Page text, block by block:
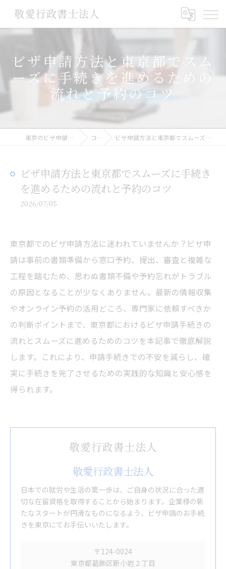
ビザ申請方法と東京都でスム
ーズに手続きを進めるための
流れと予約のコツ
東京のビザ申請なら敬愛行政書士法人 コラム ビザ申請方法と東京都でスムーズに手続きを進めるための流れと予約のコツ
ビザ申請方法と東京都でスムーズに手続き
を進めるための流れと予約のコツ
2026/07/05
東京都でのビザ申請方法に迷われていませんか？ビザ申
請は事前の書類準備から窓口予約、提出、審査と複雑な
工程を踏むため、思わぬ書類不備や予約忘れがトラブル
の原因となることが少なくありません。最新の情報収集
やオンライン予約の活用どころ、専門家に依頼すべきか
の判断ポイントまで、東京都におけるビザ申請手続きの
流れとスムーズに進めるためのコツを本記事で徹底解説
します。これにより、申請手続きでの不安を減らし、確
実に手続きを完了させるための実践的な知識と安心感を
得られます。
敬愛行政書士法人
日本での就労や生活の第一歩は、ご自身の状況に合った適
切な在留資格を取得することから始まります。企業様の新
たなスタートが円滑なものになるよう、ビザ申請のお手続
きを東京にてお手伝いいたします。
〒124-0024
東京都葛飾区新小岩２丁目